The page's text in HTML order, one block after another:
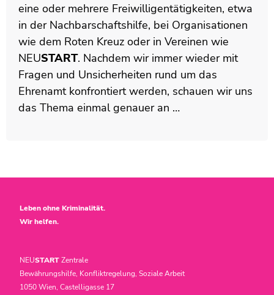
eine oder mehrere Freiwilligentätigkeiten, etwa
in der Nachbarschaftshilfe, bei Organisationen
wie dem Roten Kreuz oder in Vereinen wie
NEUSTART. Nachdem wir immer wieder mit
Fragen und Unsicherheiten rund um das
Ehrenamt konfrontiert werden, schauen wir uns
das Thema einmal genauer an …
Leben ohne Kriminalität.
Wir helfen.
NEUSTARTZentrale
Bewährungshilfe, Konfliktregelung, Soziale Arbeit
1050 Wien, Castelligasse 17